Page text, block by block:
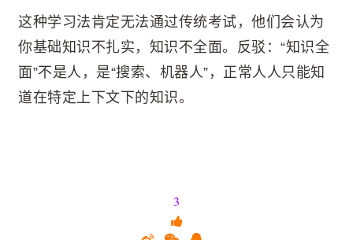
这种学习法肯定无法通过传统考试，他们会认为
你基础知识不扎实，知识不全面。反驳：“知识全
面”不是人，是“搜索、机器人”，正常人人只能知
道在特定上下文下的知识。
3